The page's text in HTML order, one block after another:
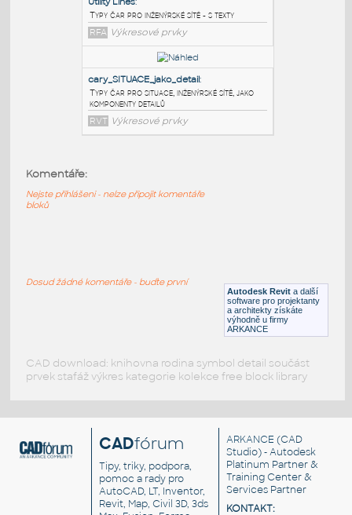
RVT Liniové symboly
Repeated Detail-Samples:
Opakované detaily - inženýrské sítě
RVT Exteriéry
RFA Výkresové prvky
komponenty detailů
Autodesk Revit a další
software pro projektanty
a architekty získáte
výhodně u firmy
ARKANCE
Komentáře:
Nejste přihlášeni - nelze připojit komentáře
bloků
Dosud žádné komentáře - buďte první
CAD download: knihovna rodina symbol detail součást
prvek stafáž výkres kategorie kolekce free block library
CADfórum
Tipy, triky, podpora,
pomoc a rady pro
AutoCAD, LT, Inventor,
Revit, Map, Civil 3D, 3ds
ARKANCE (CAD
Studio) - Autodesk
Platinum Partner &
Training Center &
Services Partner
KONTAKT: